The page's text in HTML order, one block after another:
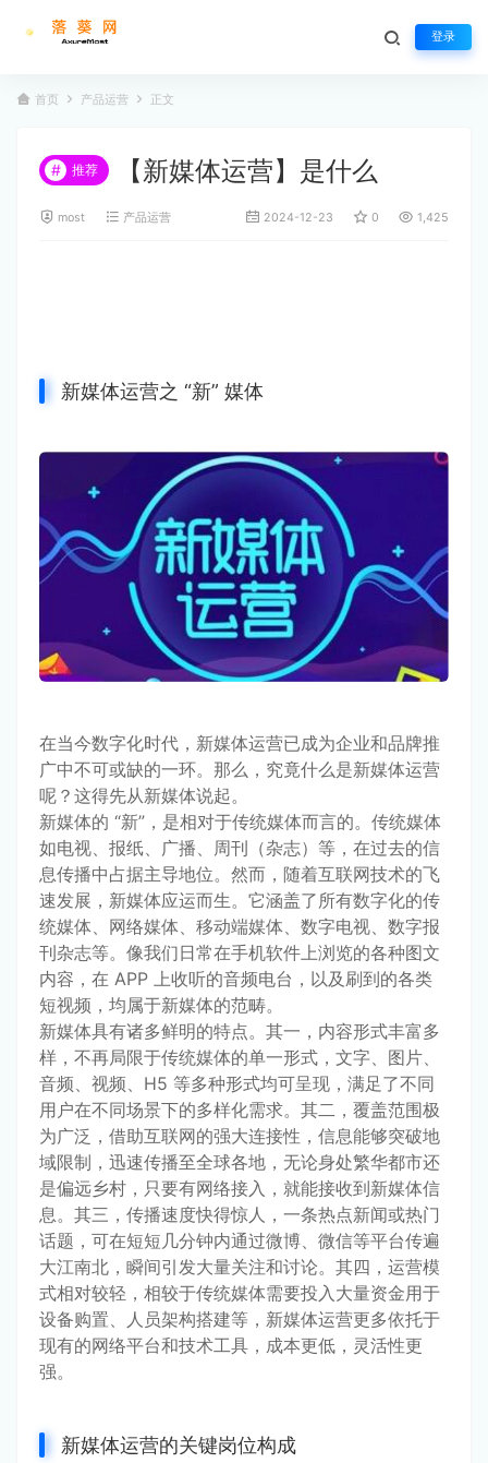
登录
首页 产品运营 正文
# 推荐 【新媒体运营】是什么
most 产品运营 2024-12-23 0 1,425
新媒体运营之 “新” 媒体
在当今数字化时代，新媒体运营已成为企业和品牌推
广中不可或缺的一环。那么，究竟什么是新媒体运营
呢？这得先从新媒体说起。
新媒体的 “新”，是相对于传统媒体而言的。传统媒体
如电视、报纸、广播、周刊（杂志）等，在过去的信
息传播中占据主导地位。然而，随着互联网技术的飞
速发展，新媒体应运而生。它涵盖了所有数字化的传
统媒体、网络媒体、移动端媒体、数字电视、数字报
刊杂志等。像我们日常在手机软件上浏览的各种图文
内容，在 APP 上收听的音频电台，以及刷到的各类
短视频，均属于新媒体的范畴。
新媒体具有诸多鲜明的特点。其一，内容形式丰富多
样，不再局限于传统媒体的单一形式，文字、图片、
音频、视频、H5 等多种形式均可呈现，满足了不同
用户在不同场景下的多样化需求。其二，覆盖范围极
为广泛，借助互联网的强大连接性，信息能够突破地
域限制，迅速传播至全球各地，无论身处繁华都市还
是偏远乡村，只要有网络接入，就能接收到新媒体信
息。其三，传播速度快得惊人，一条热点新闻或热门
话题，可在短短几分钟内通过微博、微信等平台传遍
大江南北，瞬间引发大量关注和讨论。其四，运营模
式相对较轻，相较于传统媒体需要投入大量资金用于
设备购置、人员架构搭建等，新媒体运营更多依托于
现有的网络平台和技术工具，成本更低，灵活性更
强。
新媒体运营的关键岗位构成